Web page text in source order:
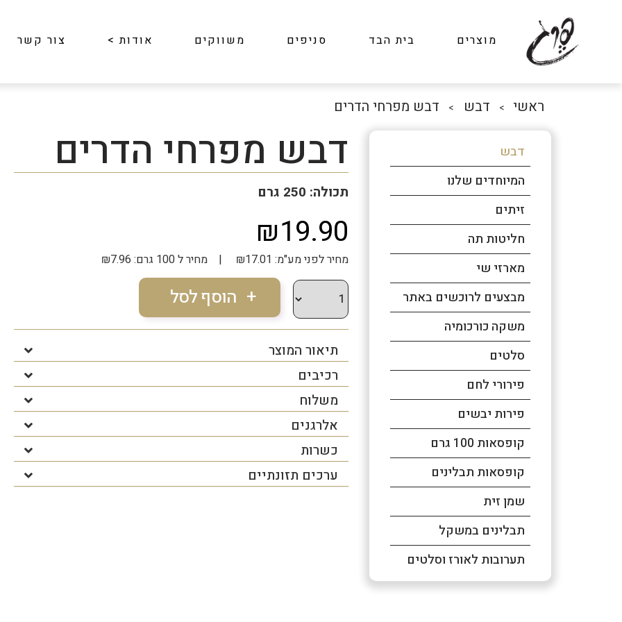
מוצרים בית הבד סניפים משווקים אודות> צור קשר
ראשי > דבש > דבש מפרחי הדרים
דבש מפרחי הדרים
תכולה: 250 גרם
₪19.90
מחיר לפני מע"מ: ₪17.01 | מחיר ל 100 גרם: ₪7.96
תיאור המוצר
רכיבים
משלוח
אלרגנים
כשרות
ערכים תזונתיים
דבש
המיוחדים שלנו
זיתים
חליטות תה
מארזי שי
מבצעים לרוכשים באתר
משקה כורכומיה
סלטים
פירורי לחם
פירות יבשים
קופסאות 100 גרם
קופסאות תבלינים
שמן זית
תבלינים במשקל
תערובות לאורז וסלטים